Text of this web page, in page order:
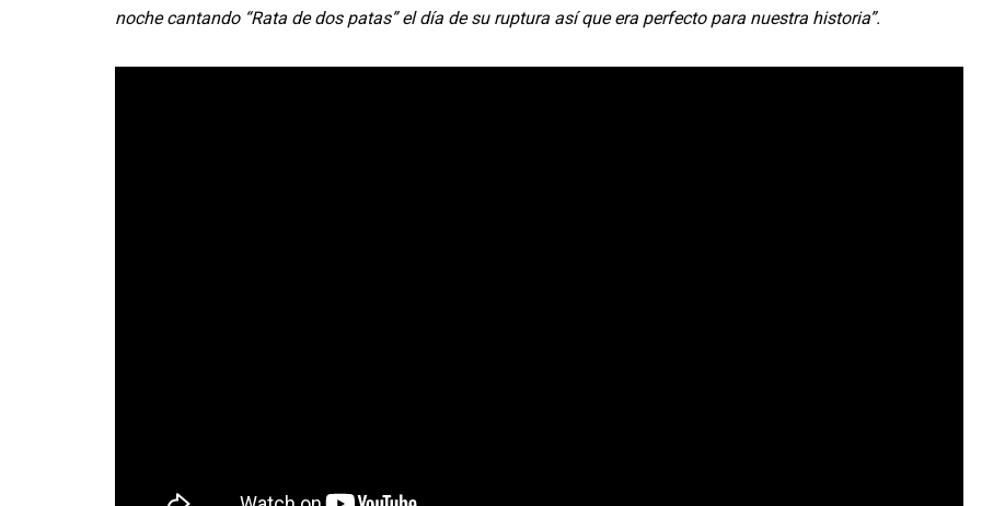
noche cantando “Rata de dos patas” el día de su ruptura así que era perfecto para nuestra historia”.